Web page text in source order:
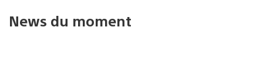
News du moment